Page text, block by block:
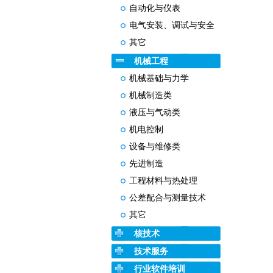
自动化与仪表
电气安装、调试与安全
其它
机械工程
机械基础与力学
机械制造类
液压与气动类
机电控制
设备与维修类
先进制造
工程材料与热处理
公差配合与测量技术
其它
核技术
技术服务
行业软件培训